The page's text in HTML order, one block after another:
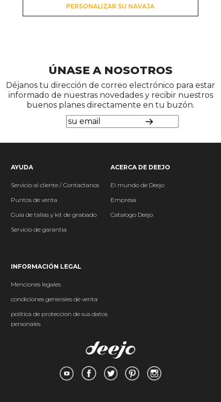
PERSONALIZAR SU NAVAJA
ÚNASE A NOSOTROS
Déjanos tu dirección de correo electrónico para estar
informado de nuestras novedades y recibir nuestros
buenos planes directamente en tu buzón.
AYUDA
Servicio al cliente / Contactanos
Puntos de venta
Guia de tallas y kit de grabado
Servicio de garantia
ACERCA DE DEEJO
El mundo de Deejo
Empresa
Catalogo Deejo
INFORMACIÓN LEGAL
Menciones legales
condiciones generales de venta
politica de proteccion de sus datos
personales